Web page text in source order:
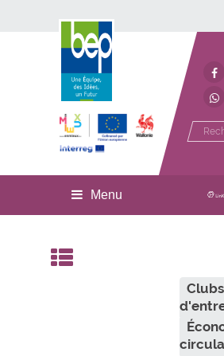
Développement
Développement
Menu
Clubs